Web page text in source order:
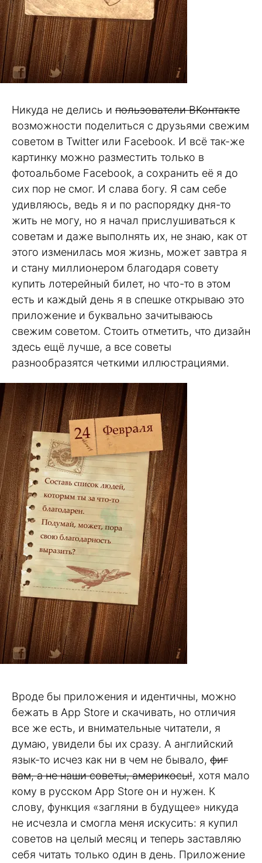
Никуда не делись и пользователи ВКонтакте
возможности поделиться с друзьями свежим
советом в Twitter или Facebook. И всё так-же
картинку можно разместить только в
фотоальбоме Facebook, а сохранить её я до
сих пор не смог. И слава богу. Я сам себе
удивляюсь, ведь я и по распорядку дня-то
жить не могу, но я начал прислушиваться к
советам и даже выполнять их, не знаю, как от
этого изменилась моя жизнь, может завтра я
и стану миллионером благодаря совету
купить лотерейный билет, но что-то в этом
есть и каждый день я в спешке открываю это
приложение и буквально зачитываюсь
свежим советом. Стоить отметить, что дизайн
здесь ещё лучше, а все советы
разнообразятся четкими иллюстрациями.
Вроде бы приложения и идентичны, можно
бежать в App Store и скачивать, но отличия
все же есть, и внимательные читатели, я
думаю, увидели бы их сразу. А английский
язык-то исчез как ни в чем не бывало, фиг
вам, а не наши советы, америкосы!, хотя мало
кому в русском App Store он и нужен. К
слову, функция «загляни в будущее» никуда
не исчезла и смогла меня искусить: я купил
советов на целый месяц и теперь заставляю
себя читать только один в день. Приложение